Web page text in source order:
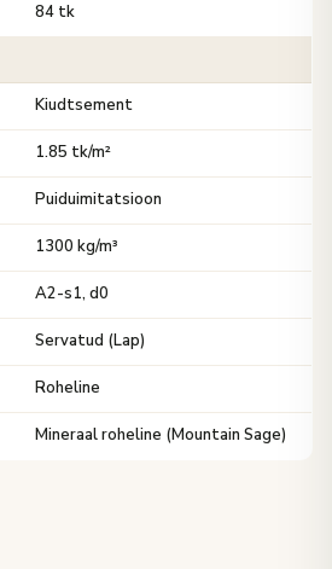
84 tk
Kiudtsement
1.85 tk/m²
Puiduimitatsioon
1300 kg/m³
A2-s1, d0
Servatud (Lap)
Roheline
Mineraal roheline (Mountain Sage)